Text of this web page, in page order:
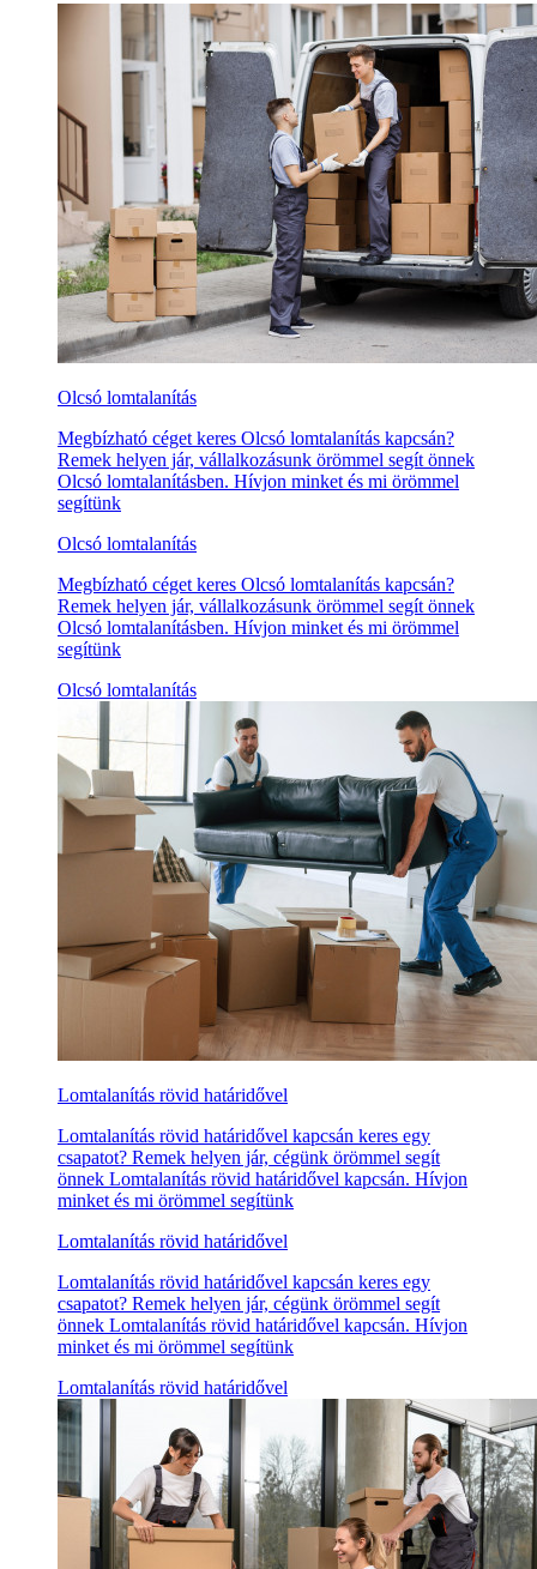
Olcsó lomtalanítás
Megbízható céget keres Olcsó lomtalanítás kapcsán?
Remek helyen jár, vállalkozásunk örömmel segít önnek
Olcsó lomtalanításben. Hívjon minket és mi örömmel
segítünk
Olcsó lomtalanítás
Megbízható céget keres Olcsó lomtalanítás kapcsán?
Remek helyen jár, vállalkozásunk örömmel segít önnek
Olcsó lomtalanításben. Hívjon minket és mi örömmel
segítünk
Olcsó lomtalanítás
Lomtalanítás rövid határidővel
Lomtalanítás rövid határidővel kapcsán keres egy
csapatot? Remek helyen jár, cégünk örömmel segít
önnek Lomtalanítás rövid határidővel kapcsán. Hívjon
minket és mi örömmel segítünk
Lomtalanítás rövid határidővel
Lomtalanítás rövid határidővel kapcsán keres egy
csapatot? Remek helyen jár, cégünk örömmel segít
önnek Lomtalanítás rövid határidővel kapcsán. Hívjon
minket és mi örömmel segítünk
Lomtalanítás rövid határidővel